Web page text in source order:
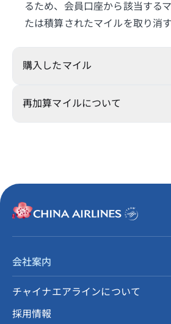
るため、会員口座から該当する
たは積算されたマイルを取り消
購入したマイル
再加算マイルについて
会社案内
チャイナエアラインについて
採用情報